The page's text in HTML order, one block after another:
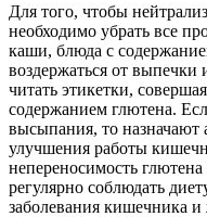
Для того, чтобы
необходимо убрать все
каши, блюда с
воздержаться от выпечки
читать этикетки,
содержанием глютена.
высыпания, то
улучшения работы
непереносимость
регулярно соблюдать
заболевания кишечника и